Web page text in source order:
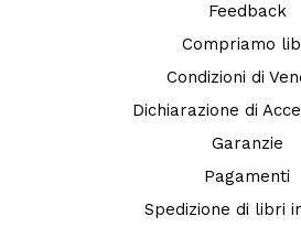
Feedback
Compriamo
Condizioni di
Dichiarazione di
Garanzie
Pagamenti
Spedizione di libri